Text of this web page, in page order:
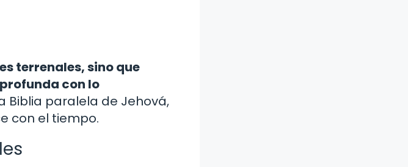
terrenales, sino que
con lo
Biblia paralela de Jehová,
con el tiempo.